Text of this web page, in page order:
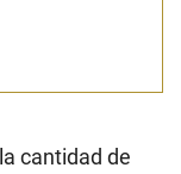
cantidad de